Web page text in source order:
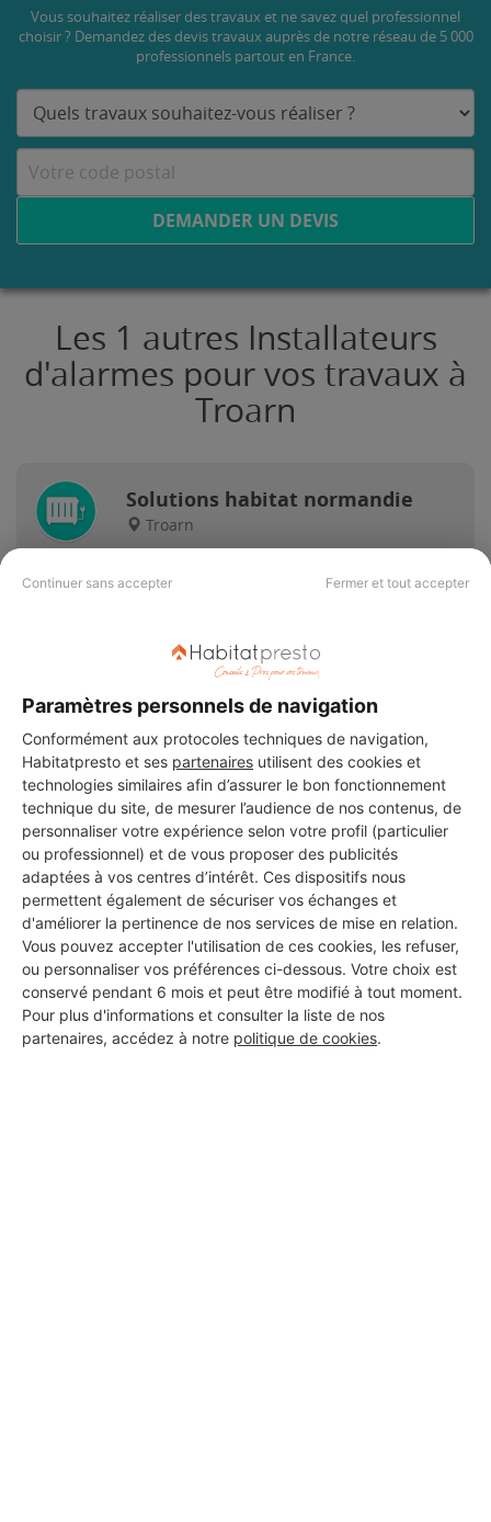
Continuer sans accepter Fermer et tout accepter
Paramètres personnels de navigation
Conformément aux protocoles techniques de navigation,
Habitatpresto et ses partenaires utilisent des cookies et
technologies similaires afin d’assurer le bon fonctionnement
technique du site, de mesurer l’audience de nos contenus, de
personnaliser votre expérience selon votre profil (particulier
ou professionnel) et de vous proposer des publicités
adaptées à vos centres d’intérêt. Ces dispositifs nous
permettent également de sécuriser vos échanges et
d'améliorer la pertinence de nos services de mise en relation.
Vous pouvez accepter l'utilisation de ces cookies, les refuser,
ou personnaliser vos préférences ci-dessous. Votre choix est
conservé pendant 6 mois et peut être modifié à tout moment.
Pour plus d'informations et consulter la liste de nos
partenaires, accédez à notre politique de cookies.
Vous souhaitez réaliser des travaux et ne savez quel professionnel
choisir ? Demandez des devis travaux auprès de notre réseau de 5 000
professionnels partout en France.
DEMANDER UN DEVIS
Les 1 autres Installateurs
d'alarmes pour vos travaux à
Troarn
Solutions habitat normandie
Troarn
8 ans d'expérience
PROFESSIONNEL, VOUS
SOUHAITEZ NOUS
REJOINDRE ?
M'inscrire gratuitement
Les Installateurs d'alarmes